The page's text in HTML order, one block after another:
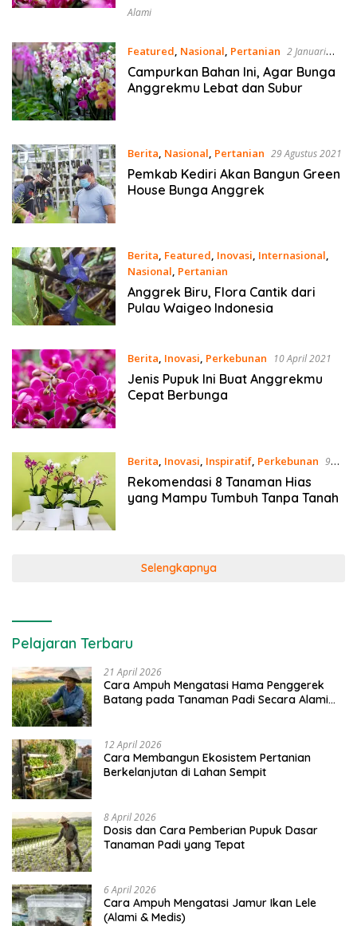
Alami
Featured, Nasional, Pertanian 2 Januari
2022
Campurkan Bahan Ini, Agar Bunga
Anggrekmu Lebat dan Subur
Berita, Nasional, Pertanian 29 Agustus 2021
Pemkab Kediri Akan Bangun Green
House Bunga Anggrek
Berita, Featured, Inovasi, Internasional,
Nasional, Pertanian
28 Juni 2021
Anggrek Biru, Flora Cantik dari
Pulau Waigeo Indonesia
Berita, Inovasi, Perkebunan 10 April 2021
Jenis Pupuk Ini Buat Anggrekmu
Cepat Berbunga
Berita, Inovasi, Inspiratif, Perkebunan 9
Maret 2021
Rekomendasi 8 Tanaman Hias
yang Mampu Tumbuh Tanpa Tanah
Selengkapnya
Pelajaran Terbaru
21 April 2026
Cara Ampuh Mengatasi Hama Penggerek
Batang pada Tanaman Padi Secara Alami
12 April 2026
Cara Membangun Ekosistem Pertanian
Berkelanjutan di Lahan Sempit
8 April 2026
Dosis dan Cara Pemberian Pupuk Dasar
Tanaman Padi yang Tepat
6 April 2026
Cara Ampuh Mengatasi Jamur Ikan Lele
(Alami & Medis)